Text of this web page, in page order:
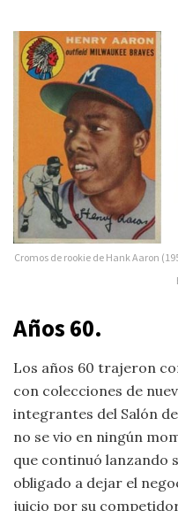
Cromos de rookie de Hank Aaron
Años 60.
Los años 60 trajeron
con colecciones de
integrantes del Salón
no se vio en ningún
que continuó lanzando
obligado a dejar el
juicio por su